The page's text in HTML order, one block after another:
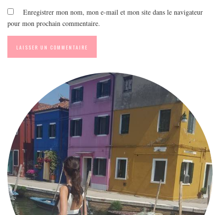
Enregistrer mon nom, mon e-mail et mon site dans le navigateur
pour mon prochain commentaire.